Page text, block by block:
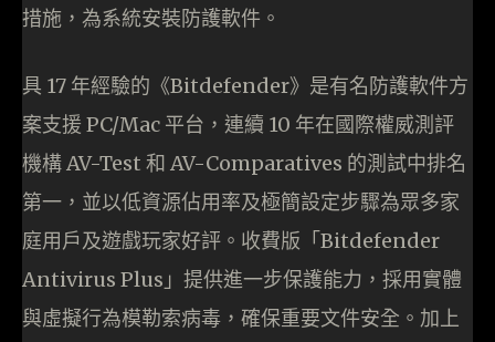
措施，為系統安裝防護軟件。
具 17 年經驗的《Bitdefender》是有名防護軟件方
案支援 PC/Mac 平台，連續 10 年在國際權威測評
機構 AV-Test 和 AV-Comparatives 的測試中排名
第一，並以低資源佔用率及極簡設定步驟為眾多家
庭用戶及遊戲玩家好評。收費版「Bitdefender
Antivirus Plus」提供進一步保護能力，採用實體
與虛擬行為模勒索病毒，確保重要文件安全。加上